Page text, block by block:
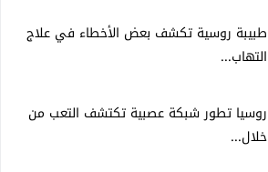
طبيبة روسية تكشف بعض الأخطاء في علاج
التهاب...
روسيا تطور شبكة عصبية تكتشف التعب من
خلال...